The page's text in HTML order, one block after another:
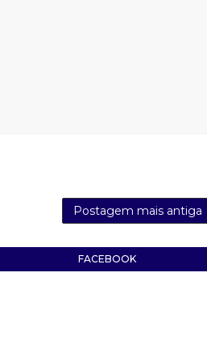
Postagem mais antiga
FACEBOOK